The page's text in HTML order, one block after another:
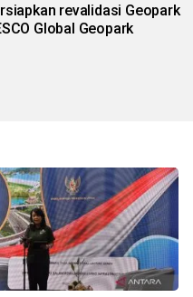
revalidasi Geopark
Global Geopark